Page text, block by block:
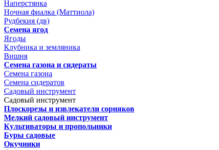
Наперстянка
Ночная фиалка (Маттиола)
Рудбекия (дв)
Семена ягод
Ягоды
Клубника и земляника
Вишня
Семена газона и сидераты
Семена газона
Семена сидератов
Садовый инструмент
Садовый инструмент
Плоскорезы и извлекатели сорняков
Мелкий садовый инструмент
Культиваторы и пропольники
Буры садовые
Окучники